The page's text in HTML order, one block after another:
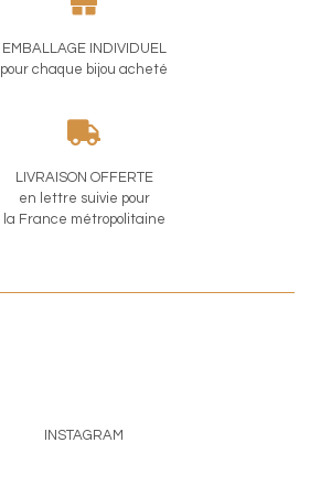
EMBALLAGE INDIVIDUEL
pour chaque bijou acheté
LIVRAISON OFFERTE
en lettre suivie pour
la France métropolitaine
INSTAGRAM